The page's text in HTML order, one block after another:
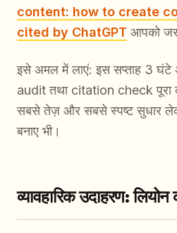
content: how to create
cited by ChatGPT आपको
इसे अमल में लाएं: इस सप्ताह 3
audit तथा citation check पूरा
सबसे तेज़ और सबसे स्पष्ट सुधार
बनाए भी।
व्यावहारिक उदाहरण: